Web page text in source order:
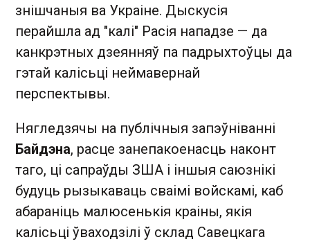
знішчаныя ва Украіне. Дыскусія
перайшла ад "калі" Расія нападзе — да
канкрэтных дзеянняў па падрыхтоўцы да
гэтай калісьці неймавернай
перспектывы.
Нягледзячы на публічныя запэўніванні
Байдэна, расце занепакоенасць наконт
таго, ці сапраўды ЗША і іншыя саюзнікі
будуць рызыкаваць сваімі войскамі, каб
абараніць малюсенькія краіны, якія
калісьці ўваходзілі ў склад Савецкага